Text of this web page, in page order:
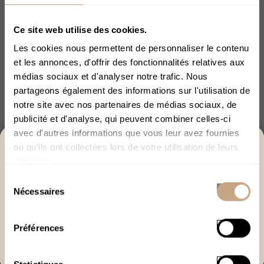
Ce site web utilise des cookies.
Les cookies nous permettent de personnaliser le contenu
et les annonces, d'offrir des fonctionnalités relatives aux
médias sociaux et d'analyser notre trafic. Nous
partageons également des informations sur l'utilisation de
notre site avec nos partenaires de médias sociaux, de
publicité et d'analyse, qui peuvent combiner celles-ci
avec d'autres informations que vous leur avez fournies
ou qu'ils ont collectées lors de votre utilisation de leurs
Nécessaires
Préférences
ACCÈS RÉSERVÉ AUX +18
AUTRES CATÉGORIES
Fleurs et Résines CBD
Huiles CBD
E-liquides et Vaporisateurs CBD
Cosmétiques
Pastilles et Gélules CBD
Promotions CBD
Vente Flash CBD
Produits sans THC